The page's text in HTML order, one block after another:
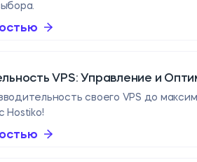
VPS: Управление и
своего VPS до
Hostiko!